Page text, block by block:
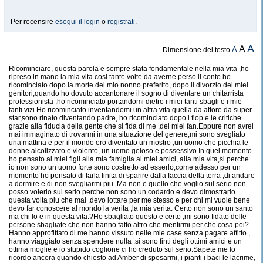
Per recensire esegui il login o registrati.
Dimensione del testoA AA
Ricominciare, questa parola e sempre stata fondamentale nella mia vita ,ho
ripreso in mano la mia vita cosi tante volte da averne perso il conto ho
ricominciato dopo la morte del mio nonno preferito, dopo il divorzio dei miei
genitori,quando ho dovuto accantonare il sogno di diventare un chitarrista
professionista ,ho ricominciato portandomi dietro i miei tanti sbagli e i mie
tanti vizi.Ho ricominciato inventandomi un altra vita quella da attore da super
star,sono rinato diventando padre, ho ricominciato dopo i flop e le critiche
grazie alla fiducia della gente che si fida di me ,dei miei fan.Eppure non avrei
mai immaginato di trovarmi in una situazione del genere,mi sono svegliato
una mattina e per il mondo ero diventato un mostro ,un uomo che picchia le
donne alcolizzato e violento, un uomo geloso e possessivo.In quel momento
ho pensato ai miei figli alla mia famiglia ai miei amici, alla mia vita,si perche
io non sono un uomo forte sono costretto ad esserlo,come adesso per un
momento ho pensato di farla finita di sparire dalla faccia della terra ,di andare
a dormire e di non svegliarmi piu. Ma non e quello che voglio sul serio non
posso volerlo sul serio perche non sono un codardo e devo dimostrarlo
questa volta piu che mai ,devo lottare per me stesso e per chi mi vuole bene
devo far conoscere al mondo la verita ,la mia verita. Certo non sono un santo
ma chi lo e in questa vita.?Ho sbagliato questo e certo ,mi sono fidato delle
persone sbagliate che non hanno fatto altro che mentirmi per che cosa poi?
Hanno approfittato di me hanno vissuto nelle mie case senza pagare affitto ,
hanno viaggiato senza spendere nulla ,si sono finti degli ottimi amici e un
ottima moglie e io stupido coglione ci ho creduto sul serio.Sapete me lo
ricordo ancora quando chiesto ad Amber di sposarmi, i pianti i baci le lacrime,